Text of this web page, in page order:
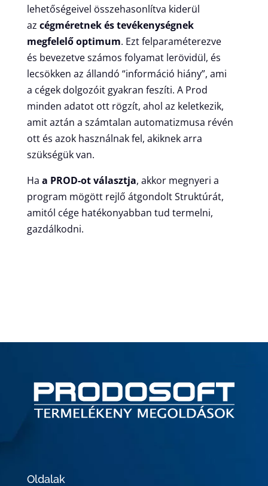
lehetőségeivel összehasonlítva kiderül
az cégméretnek és tevékenységnek
megfelelő optimum. Ezt felparaméterezve
és bevezetve számos folyamat lerövidül, és
lecsökken az állandó “információ hiány”, ami
a cégek dolgozóit gyakran feszíti. A Prod
minden adatot ott rögzít, ahol az keletkezik,
amit aztán a számtalan automatizmusa révén
ott és azok használnak fel, akiknek arra
szükségük van.
Ha a PROD-ot választja, akkor megnyeri a
program mögött rejlő átgondolt Struktúrát,
amitól cége hatékonyabban tud termelni,
gazdálkodni.
Oldalak